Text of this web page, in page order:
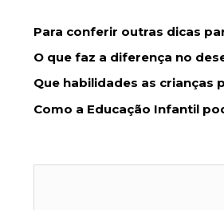
Para conferir outras dicas
O que faz a diferença no
Que habilidades as crianças
Como a Educação Infantil